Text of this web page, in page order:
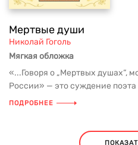
Мертвые души
Николай Гоголь
Мягкая обложка
«...Говоря о „Мертвых душах“,
России» — это суждение поэта
ПОДРОБНЕЕ